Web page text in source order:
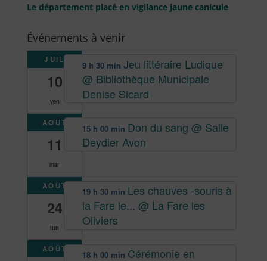
Le département placé en vigilance jaune canicule
Événements à venir
JUIL
10
ven
9 h 30 minJeu littéraire Ludique
@ Bibliothèque Municipale
Denise Sicard
AOÛT
11
mar
15 h 00 min Don du sang@ Salle
Deydier Avon
AOÛT
24
lun
19 h 30 min Les chauves -souris à
la Fare le...@ La Fare les
Oliviers
AOÛT
18 h 00 min Cérémonie en